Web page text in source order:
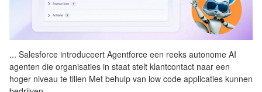
... Salesforce introduceert Agentforce een reeks autonome AI
agenten die organisaties in staat stelt klantcontact naar een
hoger niveau te tillen Met behulp van low code applicaties kunnen